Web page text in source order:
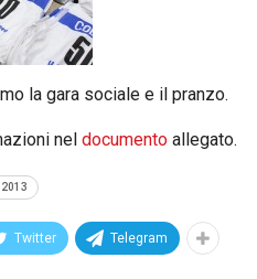
la gara sociale e il pranzo.
nel documento allegato.
Twitter Telegram